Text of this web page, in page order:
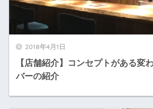
2018年4月1日
【店舗紹介】コンセプトがある変
バーの紹介